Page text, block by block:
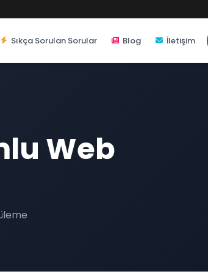
Sıkça Sorulan Sorular Blog İletişim
Web